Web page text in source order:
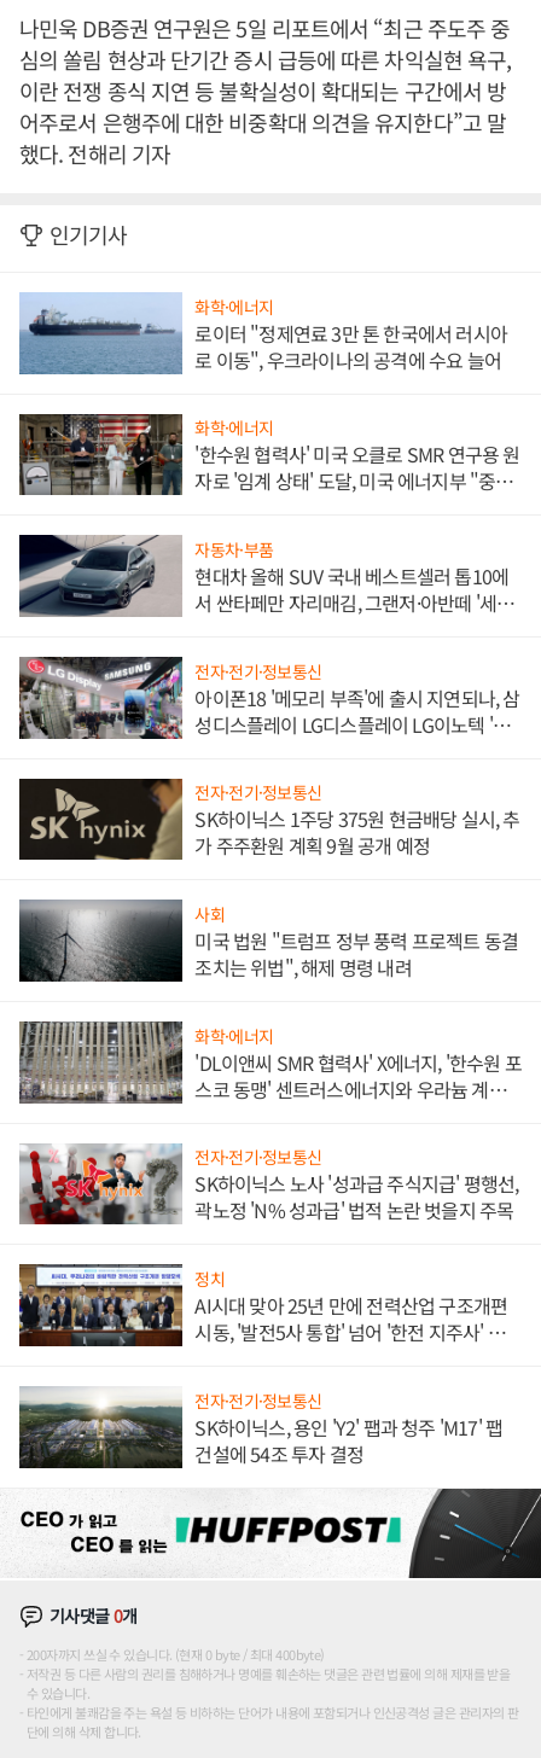
나민욱 DB증권 연구원은 5일 리포트에서 “최근 주도주 중
심의 쏠림 현상과 단기간 증시 급등에 따른 차익실현 욕구,
이란 전쟁 종식 지연 등 불확실성이 확대되는 구간에서 방
어주로서 은행주에 대한 비중확대 의견을 유지한다”고 말
했다. 전해리 기자
인기기사
화학·에너지
로이터 "정제연료 3만 톤 한국에서 러시아
로 이동", 우크라이나의 공격에 수요 늘어
화학·에너지
'한수원 협력사' 미국 오클로 SMR 연구용 원
자로 '임계 상태' 도달, 미국 에너지부 "중요
자동차·부품
현대차 올해 SUV 국내 베스트셀러 톱10에
서 싼타페만 자리매김, 그랜저·아반떼 '세단
전자·전기·정보통신
아이폰18 '메모리 부족'에 출시 지연되나, 삼
성디스플레이 LG디스플레이 LG이노텍 '탈
전자·전기·정보통신
SK하이닉스 1주당 375원 현금배당 실시, 추
가 주주환원 계획 9월 공개 예정
사회
미국 법원 "트럼프 정부 풍력 프로젝트 동결
조치는 위법", 해제 명령 내려
화학·에너지
'DL이앤씨 SMR 협력사' X에너지, '한수원 포
스코 동맹' 센트러스에너지와 우라늄 계약
전자·전기·정보통신
SK하이닉스 노사 '성과급 주식지급' 평행선,
곽노정 'N% 성과급' 법적 논란 벗을지 주목
정치
AI시대 맞아 25년 만에 전력산업 구조개편
시동, '발전5사 통합' 넘어 '한전 지주사' 재편
전자·전기·정보통신
SK하이닉스, 용인 'Y2' 팹과 청주 'M17' 팹
건설에 54조 투자 결정
기사댓글0개
200자까지 쓰실 수 있습니다. (현재 0 byte / 최대 400byte)
저작권 등 다른 사람의 권리를 침해하거나 명예를 훼손하는 댓글은 관련 법률에 의해 제재를 받을
수 있습니다.
타인에게 불쾌감을 주는 욕설 등 비하하는 단어가 내용에 포함되거나 인신공격성 글은 관리자의 판
단에 의해 삭제 합니다.